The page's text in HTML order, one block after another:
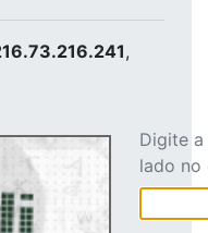
,
Digite
lado no